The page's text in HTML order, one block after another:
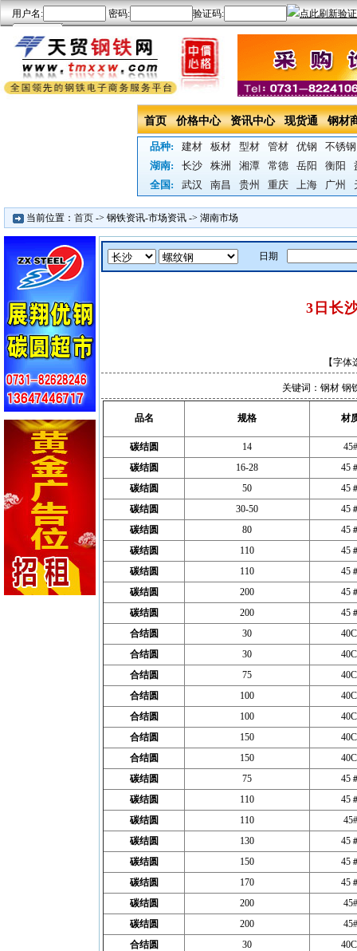
首页 价格中心 资讯中心 现货通 钢材
品种: 建材 板材 型材 管材 优钢
不锈钢
湖南:
长沙 株洲 湘潭 常德 岳阳 衡阳
全国:
武汉 南昌 贵州 重庆 上海 广州
当前位置： 首页 -> 钢铁资讯-市场资讯 -> 湖南市场
日期
3日长
【字体
关键词：钢材 钢
品名 规格 材
碳结圆 14
45#
碳结圆
16-28
45
碳结圆
50
45
碳结圆
30-50
45
碳结圆
80
45
碳结圆
110
45
碳结圆
110
45
碳结圆
200
45
碳结圆
200
45
合结圆
30
合结圆
30
合结圆
75
合结圆
100
合结圆
100
合结圆
150
合结圆
150
碳结圆
75
45
碳结圆
110
45
碳结圆
110
45#
碳结圆
130
45
碳结圆
150
45
碳结圆
170
45
碳结圆
200
45#
碳结圆
200
45#
合结圆
30